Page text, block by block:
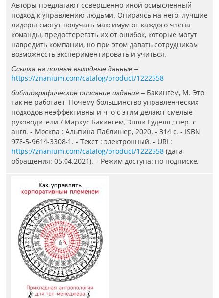
Авторы предлагают совершенно иной осмысленный
подход к управлению людьми. Опираясь на него, лучшие
лидеры смогут получать максимум от каждого члена
команды, предостерегать их от ошибок, которые могут
навредить компании, но при этом давать сотрудникам
возможность экспериментировать и учиться.
Ссылка на полные выходные данные –
https://znanium.com/catalog/product/1222558
библиографическое описание издания – Бакингем, М. Это
так не работает! Почему большинство управленческих
подходов неэффективны и что с этим делают смелые
руководители / Маркус Бакингем, Эшли Гуделл ; пер. с
англ. - Москва : Альпина Паблишер, 2020. - 314 с. - ISBN
978-5-9614-3308-1. - Текст : электронный. - URL:
https://znanium.com/catalog/product/1222558 (дата
обращения: 05.04.2021). – Режим доступа: по подписке.